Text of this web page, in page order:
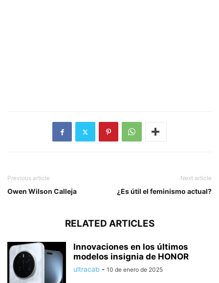
Previous article
Owen Wilson Calleja
Next article
¿Es útil el feminismo actual?
RELATED ARTICLES
Innovaciones en los últimos
modelos insignia de HONOR
ultracab - 10 de enero de 2025